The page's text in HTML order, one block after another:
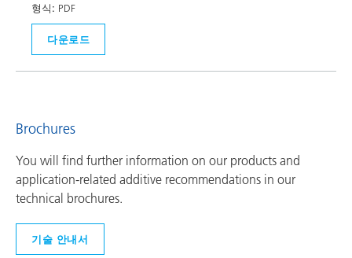
형식: PDF
다운로드
Brochures
You will find further information on our products and
application-related additive recommendations in our
technical brochures.
기술 안내서